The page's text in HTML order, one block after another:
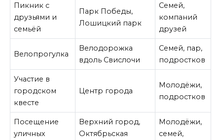
Пикник с
друзьями и
семьёй
Парк Победы,
Лошицкий парк
Семей,
компаний
друзей
Велопрогулка
Велодорожка
вдоль Свислочи
Семей, пар,
подростков
Участие в
городском
квесте
Центр города
Молодёжи,
подростков
Посещение
уличных
Верхний город,
Октябрьская
Молодёжи,
семей,